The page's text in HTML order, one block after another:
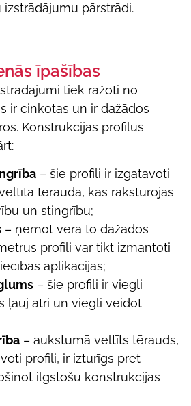
pārstrādi.
īpašības
tiek ražoti no
ir cinkotas un ir dažādos
Konstrukcijas profilus
– šie profili ir izgatavoti
tērauda, kas raksturojas
un stingrību;
– ņemot vērā to dažādos
profili var tikt izmantoti
aplikācijās;
– šie profili ir viegli
ļauj ātri un viegli veidot
– aukstumā veltīts tērauds,
profili, ir izturīgs pret
ilgstošu konstrukcijas